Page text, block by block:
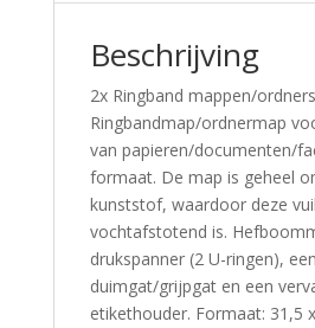
Beschrijving
2x Ringband mappen/
Ringbandmap/ordnermap
van papieren/documenten/
formaat. De map is geheel
kunststof, waardoor deze
vochtafstotend is.
drukspanner (2 U-ringen), een
duimgat/grijpgat en een
etikethouder. Formaat: 31,5